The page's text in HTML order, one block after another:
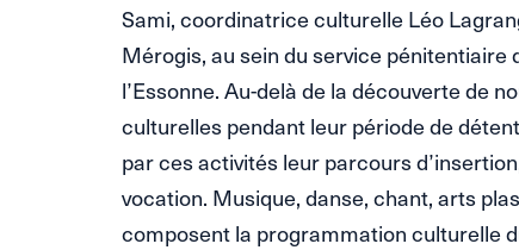
Sami, coordinatrice culturelle Léo
Mérogis, au sein du service pénitentiaire
l’Essonne. Au-delà de la découverte de
culturelles pendant leur période de
par ces activités leur parcours
vocation. Musique, danse, chant, arts
composent la programmation culturelle